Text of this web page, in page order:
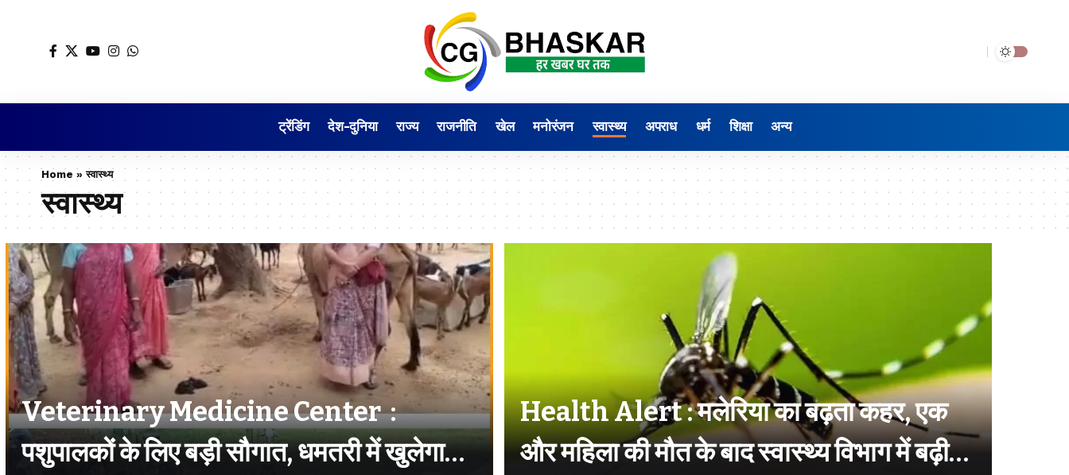
ट्रेंडिंग देश-दुनिया राज्य राजनीति खेल मनोरंजन स्वास्थ्य अपराध धर्म शिक्षा अन्य
Home »स्वास्थ्य
स्वास्थ्य
Veterinary Medicine Center :
पशुपालकों के लिए बड़ी सौगात, धमतरी में खुलेगा
Health Alert : मलेरिया का बढ़ता कहर, एक
और महिला की मौत के बाद स्वास्थ्य विभाग में बढ़ी